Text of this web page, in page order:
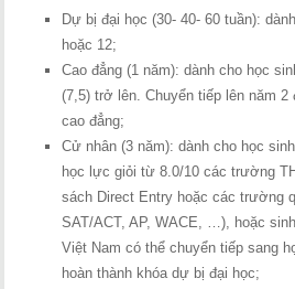
Dự bị đại học (30- 40- 60 tuần):
hoặc 12;
Cao đẳng (1 năm): dành cho học
(7,5) trở lên. Chuyển tiếp lên năm
cao đẳng;
Cử nhân (3 năm): dành cho học
học lực giỏi từ 8.0/10 các trường
sách Direct Entry hoặc các trường
SAT/ACT, AP, WACE, …), hoặc
Việt Nam có thể chuyển tiếp sang
hoàn thành khóa dự bị đại học;